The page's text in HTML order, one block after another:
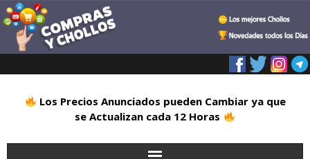
Los Precios Anunciados pueden Cambiar ya que
se Actualizan cada 12 Horas